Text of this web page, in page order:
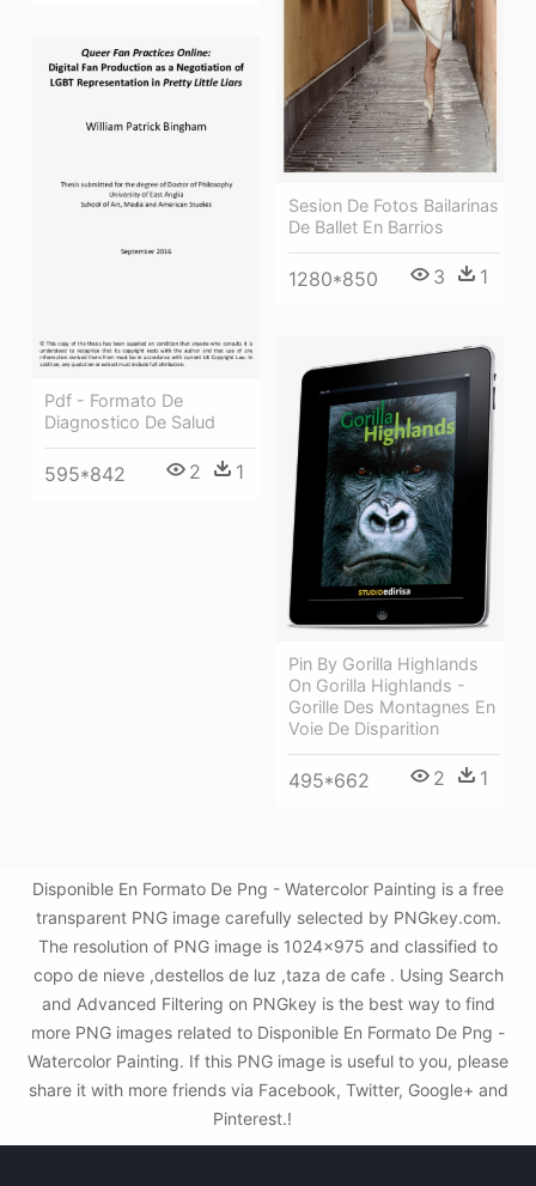
Sesion De Fotos Bailarinas
De Ballet En Barrios
1280*850 3 1
Pdf - Formato De
Diagnostico De Salud
595*842 2 1
Pin By Gorilla Highlands
On Gorilla Highlands -
Gorille Des Montagnes En
Voie De Disparition
495*662 2 1
Disponible En Formato De Png - Watercolor Painting is a free
transparent PNG image carefully selected by PNGkey.com.
The resolution of PNG image is 1024x975 and classified to
copo de nieve ,destellos de luz ,taza de cafe . Using Search
and Advanced Filtering on PNGkey is the best way to find
more PNG images related to Disponible En Formato De Png -
Watercolor Painting. If this PNG image is useful to you, please
share it with more friends via Facebook, Twitter, Google+ and
Pinterest.!